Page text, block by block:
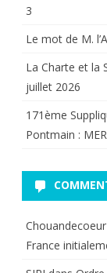
3
Le mot de M.
La Charte et la
juillet 2026
171ème
Pontmain :
Chouandecoeur
France